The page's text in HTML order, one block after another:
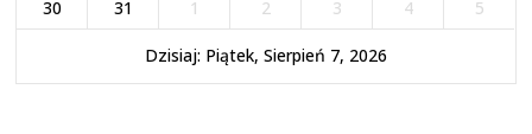
30
31 1 2 3 4 5
Dzisiaj: Piątek, Sierpień 7, 2026